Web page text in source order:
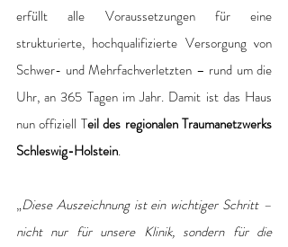
erfüllt alle Voraussetzungen für eine
strukturierte, hochqualifizierte Versorgung von
Schwer- und Mehrfachverletzten – rund um die
Uhr, an 365 Tagen im Jahr. Damit ist das Haus
nun offiziell Teil des regionalen Traumanetzwerks
Schleswig-Holstein.
„Diese Auszeichnung ist ein wichtiger Schritt –
nicht nur für unsere Klinik, sondern für die